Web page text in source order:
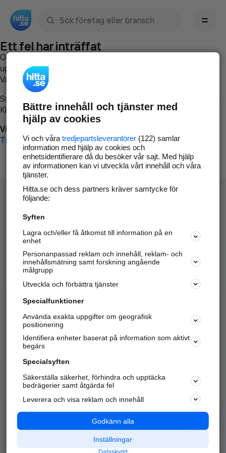
Ett fel har inträffat
Om du vill kan du
uppstod så att vi lättare och snabbare kan avhjälpa det.
Vänligen försök med följande:
Surfa till
Klicka påTillbaka-knappen i webbläsaren och försök igen
Vi beklagar besväret!
Till startsidan
Hitta.se - Gratis nummerupplysning.
Sök företag, personer och platser.
Hitta telefonnummer, adresser, företagsinfo mm.
Marknadsför företaget
Kom igång och annonsera mot
samarbetspartners nära dig.
Alla kategorier
Populära sökningar
API & Kartor
Annonsera
Integritet
Nödnummer
Bättre innehåll och tjänster med
hjälp av cookies
Vi och våra tredjepartsleverantörer(122) samlar
information med hjälp av cookies och
enhetsidentifierare då du besöker vår sajt. Med hjälp
av informationen kan vi utveckla vårt innehåll och våra
tjänster.
Hitta.se och dess partners kräver samtycke för
följande:
Syften
Lagra och/eller få åtkomst till information på en
enhet
Personanpassad reklam och innehåll, reklam- och
innehållsmätning samt forskning angående
målgrupp
Utveckla och förbättra tjänster
Specialfunktioner
Använda exakta uppgifter om geografisk
positionering
Identifiera enheter baserat på information som aktivt
begärs
Specialsyften
Säkerställa säkerhet, förhindra och upptäcka
bedrägerier samt åtgärda fel
Leverera och visa reklam och innehåll
Godkänn alla
Inställningar
Dataskydd